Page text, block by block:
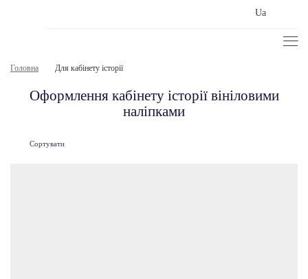
Ua
Головна Для кабінету історії
Оформлення кабінету історії вініловими
наліпками
Сортувати